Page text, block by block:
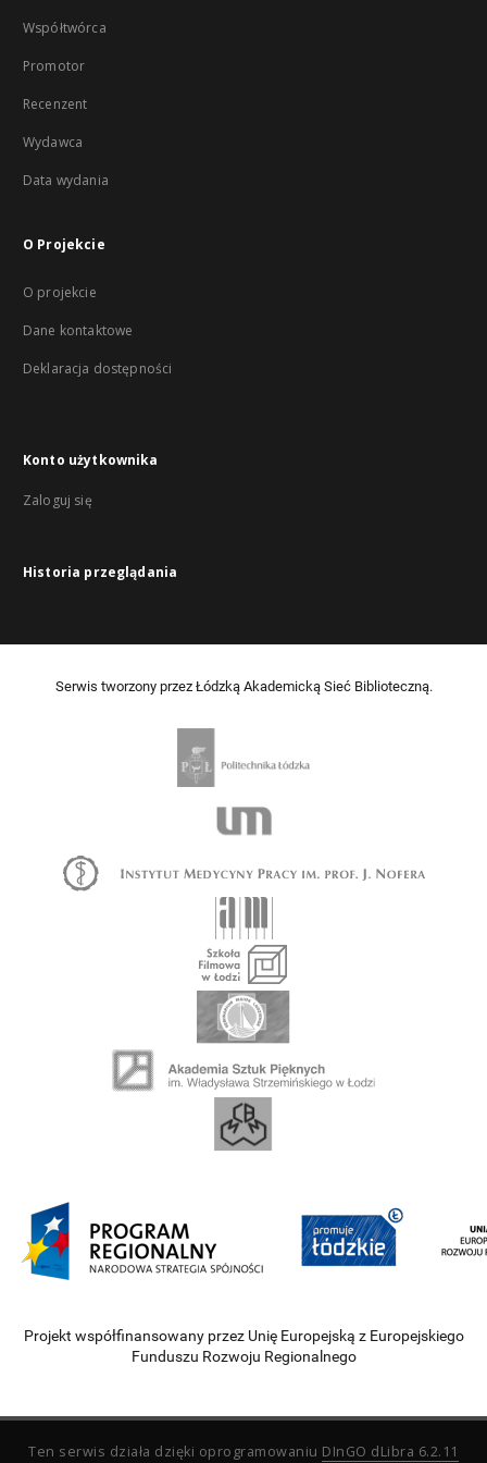
Współtwórca
Promotor
Recenzent
Wydawca
Data wydania
O Projekcie
O projekcie
Dane kontaktowe
Deklaracja dostępności
Konto użytkownika
Zaloguj się
Historia przeglądania
Serwis tworzony przez Łódzką Akademicką Sieć Biblioteczną.
Projekt współfinansowany przez Unię Europejską z Europejskiego
Funduszu Rozwoju Regionalnego
Ten serwis działa dzięki oprogramowaniu DInGO dLibra 6.2.11